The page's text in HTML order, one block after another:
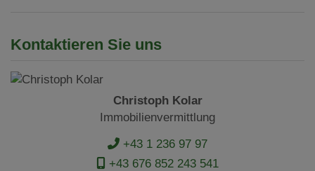
Kontaktieren Sie uns
Christoph Kolar
Immobilienvermittlung
+43 1 236 97 97
+43 676 852 243 541